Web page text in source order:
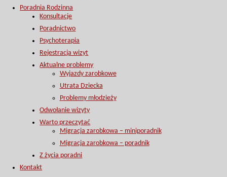
Poradnia Rodzinna
Konsultacje
Poradnictwo
Psychoterapia
Rejestracja wizyt
Aktualne problemy
Wyjazdy zarobkowe
Utrata Dziecka
Problemy młodzieży
Odwołanie wizyty
Warto przeczytać
Migracja zarobkowa – miniporadnik
Migracja zarobkowa – poradnik
Z życia poradni
Kontakt